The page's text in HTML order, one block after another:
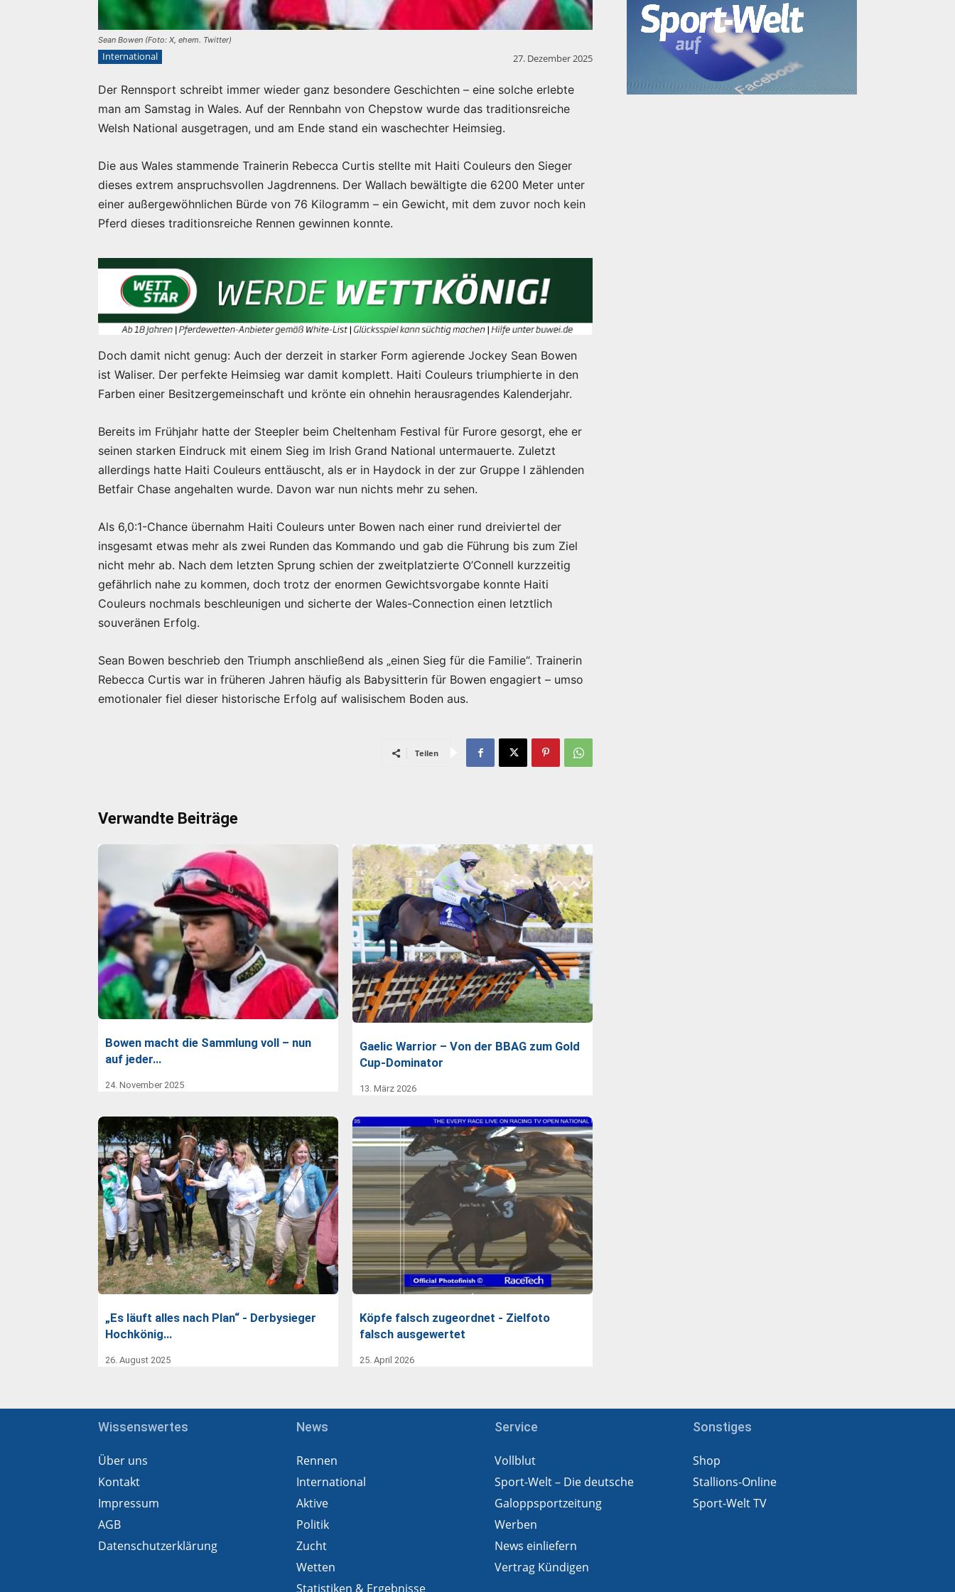
Sean Bowen (Foto: X, ehem. Twitter)
International 27. Dezember 2025
Der Rennsport schreibt immer wieder ganz besondere Geschichten – eine solche erlebte
man am Samstag in Wales. Auf der Rennbahn von Chepstow wurde das traditionsreiche
Welsh National ausgetragen, und am Ende stand ein waschechter Heimsieg.
Die aus Wales stammende Trainerin Rebecca Curtis stellte mit Haiti Couleurs den Sieger
dieses extrem anspruchsvollen Jagdrennens. Der Wallach bewältigte die 6200 Meter unter
einer außergewöhnlichen Bürde von 76 Kilogramm – ein Gewicht, mit dem zuvor noch kein
Pferd dieses traditionsreiche Rennen gewinnen konnte.
Doch damit nicht genug: Auch der derzeit in starker Form agierende Jockey Sean Bowen
ist Waliser. Der perfekte Heimsieg war damit komplett. Haiti Couleurs triumphierte in den
Farben einer Besitzergemeinschaft und krönte ein ohnehin herausragendes Kalenderjahr.
Bereits im Frühjahr hatte der Steepler beim Cheltenham Festival für Furore gesorgt, ehe er
seinen starken Eindruck mit einem Sieg im Irish Grand National untermauerte. Zuletzt
allerdings hatte Haiti Couleurs enttäuscht, als er in Haydock in der zur Gruppe I zählenden
Betfair Chase angehalten wurde. Davon war nun nichts mehr zu sehen.
Als 6,0:1-Chance übernahm Haiti Couleurs unter Bowen nach einer rund dreiviertel der
insgesamt etwas mehr als zwei Runden das Kommando und gab die Führung bis zum Ziel
nicht mehr ab. Nach dem letzten Sprung schien der zweitplatzierte O’Connell kurzzeitig
gefährlich nahe zu kommen, doch trotz der enormen Gewichtsvorgabe konnte Haiti
Couleurs nochmals beschleunigen und sicherte der Wales-Connection einen letztlich
souveränen Erfolg.
Sean Bowen beschrieb den Triumph anschließend als „einen Sieg für die Familie“. Trainerin
Rebecca Curtis war in früheren Jahren häufig als Babysitterin für Bowen engagiert – umso
emotionaler fiel dieser historische Erfolg auf walisischem Boden aus.
Teilen
Verwandte Beiträge
Bowen macht die Sammlung voll – nun
auf jeder…
24. November 2025
Gaelic Warrior – Von der BBAG zum Gold
Cup-Dominator
13. März 2026
„Es läuft alles nach Plan“ - Derbysieger
Hochkönig…
26. August 2025
Köpfe falsch zugeordnet - Zielfoto
falsch ausgewertet
25. April 2026
Wissenswertes
Über uns
Kontakt
Impressum
AGB
Datenschutzerklärung
News
Rennen
International
Aktive
Politik
Zucht
Wetten
Statistiken & Ergebnisse
Service
Vollblut
Sport-Welt – Die deutsche
Galoppsportzeitung
Werben
News einliefern
Vertrag Kündigen
Sonstiges
Shop
Stallions-Online
Sport-Welt TV